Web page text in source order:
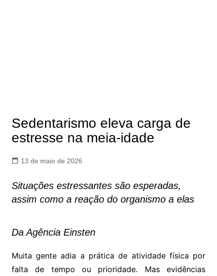
Sedentarismo eleva carga de
estresse na meia-idade
13 de maio de 2026
Situações estressantes são esperadas,
assim como a reação do organismo a elas
Da Agência Einsten
Muita gente adia a prática de atividade física por
falta de tempo ou prioridade. Mas evidências